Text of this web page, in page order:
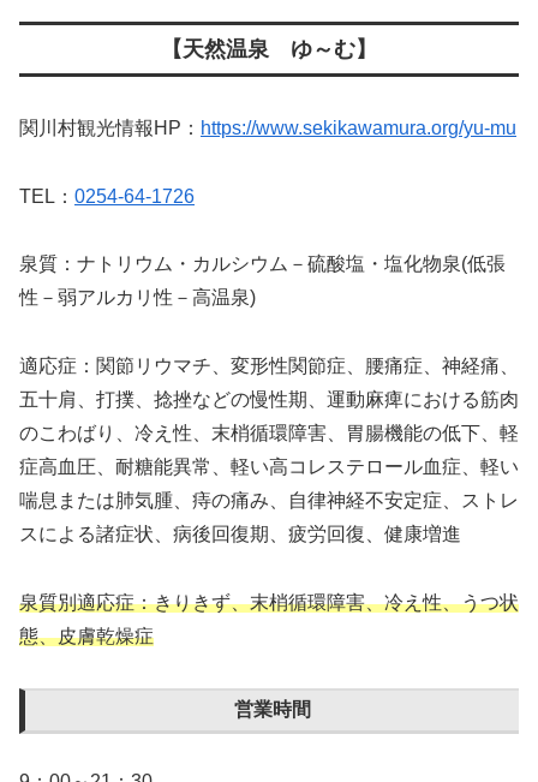
【天然温泉 ゆ～む】
関川村観光情報HP： https://www.sekikawamura.org/yu-mu
TEL： 0254-64-1726
泉質：ナトリウム・カルシウム－硫酸塩・塩化物泉(低張
性－弱アルカリ性－高温泉)
適応症：関節リウマチ、変形性関節症、腰痛症、神経痛、
五十肩、打撲、捻挫などの慢性期、運動麻痺における筋肉
のこわばり、冷え性、末梢循環障害、胃腸機能の低下、軽
症高血圧、耐糖能異常、軽い高コレステロール血症、軽い
喘息または肺気腫、痔の痛み、自律神経不安定症、ストレ
スによる諸症状、病後回復期、疲労回復、健康増進
泉質別適応症：きりきず、末梢循環障害、冷え性、うつ状
態、皮膚乾燥症
営業時間